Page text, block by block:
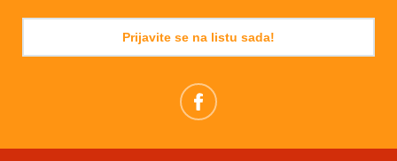
Prijavite se na listu sada!